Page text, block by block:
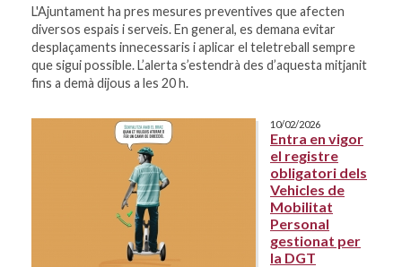
L'Ajuntament ha pres mesures preventives que afecten
diversos espais i serveis. En general, es demana evitar
desplaçaments innecessaris i aplicar el teletreball sempre
que sigui possible. L’alerta s’estendrà des d’aquesta mitjanit
fins a demà dijous a les 20 h.
10/02/2026
Entra en vigor
el registre
obligatori dels
Vehicles de
Mobilitat
Personal
gestionat per
la DGT